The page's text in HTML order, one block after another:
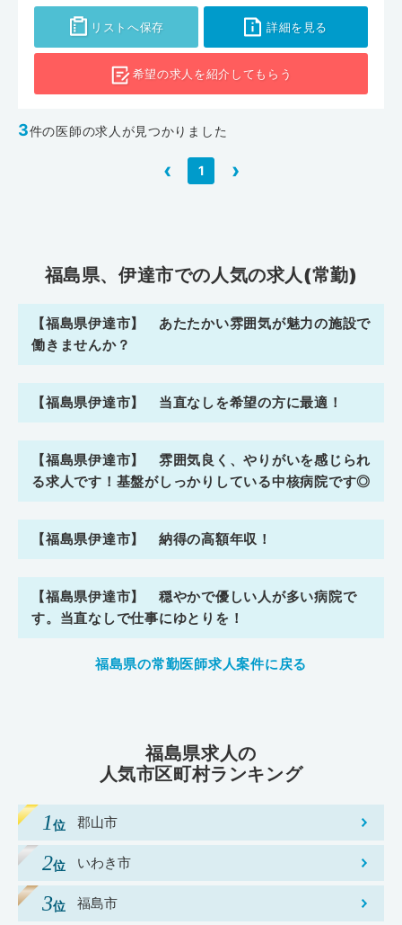
リストへ保存 詳細を見る
希望の求人を紹介してもらう
3件の医師の求人が見つかりました
‹ 1 ›
福島県、伊達市での人気の求人(常勤)
【福島県伊達市】 あたたかい雰囲気が魅力の施設で
働きませんか？
【福島県伊達市】 当直なしを希望の方に最適！
【福島県伊達市】 雰囲気良く、やりがいを感じられ
る求人です！基盤がしっかりしている中核病院です◎
【福島県伊達市】 納得の高額年収！
【福島県伊達市】 穏やかで優しい人が多い病院で
す。当直なしで仕事にゆとりを！
福島県の常勤医師求人案件に戻る
福島県求人の
人気市区町村ランキング
郡山市
いわき市
福島市